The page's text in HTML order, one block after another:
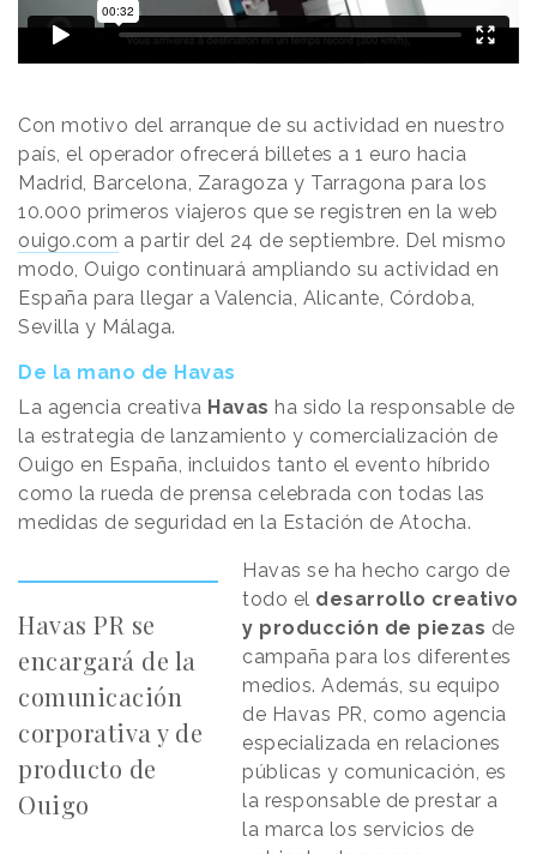
Con motivo del arranque de su actividad en nuestro
país, el operador ofrecerá billetes a 1 euro hacia
Madrid, Barcelona, Zaragoza y Tarragona para los
10.000 primeros viajeros que se registren en la web
ouigo.com a partir del 24 de septiembre. Del mismo
modo, Ouigo continuará ampliando su actividad en
España para llegar a Valencia, Alicante, Córdoba,
Sevilla y Málaga.
De la mano de Havas
La agencia creativa Havas ha sido la responsable de
la estrategia de lanzamiento y comercialización de
Ouigo en España, incluidos tanto el evento híbrido
como la rueda de prensa celebrada con todas las
medidas de seguridad en la Estación de Atocha.
Havas PR se
encargará de la
comunicación
corporativa y de
producto de
Ouigo
Havas se ha hecho cargo de
todo el desarrollo creativo
y producción de piezas de
campaña para los diferentes
medios. Además, su equipo
de Havas PR, como agencia
especializada en relaciones
públicas y comunicación, es
la responsable de prestar a
la marca los servicios de